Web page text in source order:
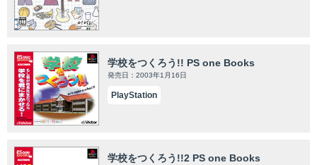
学校をつくろう!! PS one Books
発売日：2003年1月16日
PlayStation
学校をつくろう!!2 PS one Books